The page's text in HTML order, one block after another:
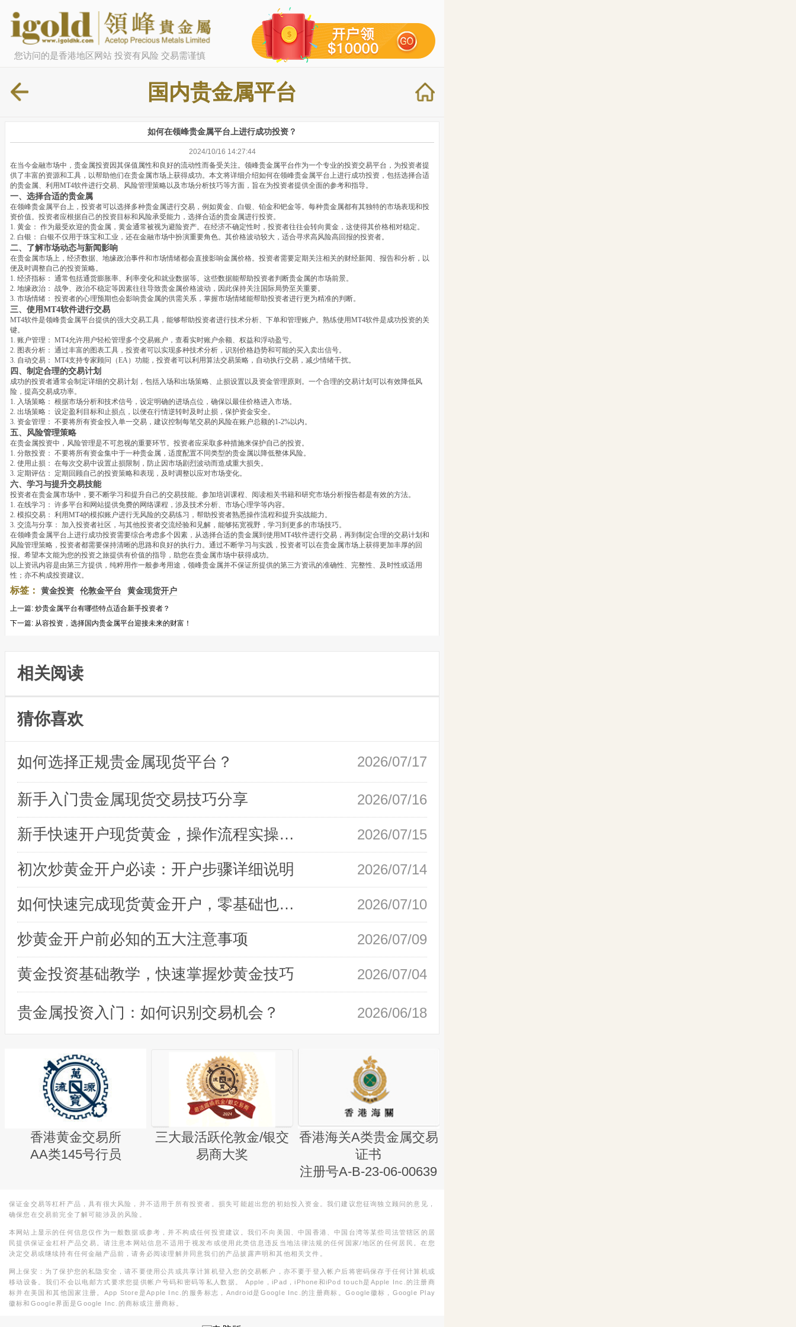
您访问的是香港地区网站 投资有风险 交易需谨慎
国内贵金属平台
如何在领峰贵金属平台上进行成功投资？
2024/10/16 14:27:44
在当今金融市场中，贵金属投资因其保值属性和良好的流动性而备受关注。领峰贵金属平台作为一个专业的投资交易平台，为投资者提
供了丰富的资源和工具，以帮助他们在贵金属市场上获得成功。本文将详细介绍如何在领峰贵金属平台上进行成功投资，包括选择合适
的贵金属、利用MT4软件进行交易、风险管理策略以及市场分析技巧等方面，旨在为投资者提供全面的参考和指导。
一、选择合适的贵金属
在领峰贵金属平台上，投资者可以选择多种贵金属进行交易，例如黄金、白银、铂金和钯金等。每种贵金属都有其独特的市场表现和投
资价值。投资者应根据自己的投资目标和风险承受能力，选择合适的贵金属进行投资。
1. 黄金： 作为最受欢迎的贵金属，黄金通常被视为避险资产。在经济不确定性时，投资者往往会转向黄金，这使得其价格相对稳定。
2. 白银： 白银不仅用于珠宝和工业，还在金融市场中扮演重要角色。其价格波动较大，适合寻求高风险高回报的投资者。
二、了解市场动态与新闻影响
在贵金属市场上，经济数据、地缘政治事件和市场情绪都会直接影响金属价格。投资者需要定期关注相关的财经新闻、报告和分析，以
便及时调整自己的投资策略。
1. 经济指标： 通常包括通货膨胀率、利率变化和就业数据等。这些数据能帮助投资者判断贵金属的市场前景。
2. 地缘政治： 战争、政治不稳定等因素往往导致贵金属价格波动，因此保持关注国际局势至关重要。
3. 市场情绪： 投资者的心理预期也会影响贵金属的供需关系，掌握市场情绪能帮助投资者进行更为精准的判断。
三、使用MT4软件进行交易
MT4软件是领峰贵金属平台提供的强大交易工具，能够帮助投资者进行技术分析、下单和管理账户。熟练使用MT4软件是成功投资的关
键。
1. 账户管理： MT4允许用户轻松管理多个交易账户，查看实时账户余额、权益和浮动盈亏。
2. 图表分析： 通过丰富的图表工具，投资者可以实现多种技术分析，识别价格趋势和可能的买入卖出信号。
3. 自动交易： MT4支持专家顾问（EA）功能，投资者可以利用算法交易策略，自动执行交易，减少情绪干扰。
四、制定合理的交易计划
成功的投资者通常会制定详细的交易计划，包括入场和出场策略、止损设置以及资金管理原则。一个合理的交易计划可以有效降低风
险，提高交易成功率。
1. 入场策略： 根据市场分析和技术信号，设定明确的进场点位，确保以最佳价格进入市场。
2. 出场策略： 设定盈利目标和止损点，以便在行情逆转时及时止损，保护资金安全。
3. 资金管理： 不要将所有资金投入单一交易，建议控制每笔交易的风险在账户总额的1-2%以内。
五、风险管理策略
在贵金属投资中，风险管理是不可忽视的重要环节。投资者应采取多种措施来保护自己的投资。
1. 分散投资： 不要将所有资金集中于一种贵金属，适度配置不同类型的贵金属以降低整体风险。
2. 使用止损： 在每次交易中设置止损限制，防止因市场剧烈波动而造成重大损失。
3. 定期评估： 定期回顾自己的投资策略和表现，及时调整以应对市场变化。
六、学习与提升交易技能
投资者在贵金属市场中，要不断学习和提升自己的交易技能。参加培训课程、阅读相关书籍和研究市场分析报告都是有效的方法。
1. 在线学习： 许多平台和网站提供免费的网络课程，涉及技术分析、市场心理学等内容。
2. 模拟交易： 利用MT4的模拟账户进行无风险的交易练习，帮助投资者熟悉操作流程和提升实战能力。
3. 交流与分享： 加入投资者社区，与其他投资者交流经验和见解，能够拓宽视野，学习到更多的市场技巧。
在领峰贵金属平台上进行成功投资需要综合考虑多个因素，从选择合适的贵金属到使用MT4软件进行交易，再到制定合理的交易计划和
风险管理策略，投资者都需要保持清晰的思路和良好的执行力。通过不断学习与实践，投资者可以在贵金属市场上获得更加丰厚的回
报。希望本文能为您的投资之旅提供有价值的指导，助您在贵金属市场中获得成功。
以上资讯内容是由第三方提供，纯粹用作一般参考用途，领峰贵金属并不保证所提供的第三方资讯的准确性、完整性、及时性或适用
性；亦不构成投资建议。
标签： 黄金投资 伦敦金平台 黄金现货开户
上一篇: 炒贵金属平台有哪些特点适合新手投资者？
下一篇: 从容投资，选择国内贵金属平台迎接未来的财富！
相关阅读
猜你喜欢
如何选择正规贵金属现货平台？ 2026/07/17
新手入门贵金属现货交易技巧分享 2026/07/16
新手快速开户现货黄金，操作流程实操详解 2026/07/15
初次炒黄金开户必读：开户步骤详细说明 2026/07/14
如何快速完成现货黄金开户，零基础也能轻松上手 2026/07/10
炒黄金开户前必知的五大注意事项 2026/07/09
黄金投资基础教学，快速掌握炒黄金技巧 2026/07/04
贵金属投资入门：如何识别交易机会？ 2026/06/18
香港黄金交易所
AA类145号行员
三大最活跃伦敦金/银交
易商大奖
香港海关A类贵金属交易
证书
注册号A-B-23-06-00639
保证金交易等杠杆产品，具有很大风险，并不适用于所有投资者。损失可能超出您的初始投入资金。我们建议您征询独立顾问的意见，
确保您在交易前完全了解可能涉及的风险。
本网站上显示的任何信息仅作为一般数据或参考，并不构成任何投资建议。我们不向美国、中国香港、中国台湾等某些司法管辖区的居
民提供保证金杠杆产品交易。请注意本网站信息不适用于视发布或使用此类信息违反当地法律法规的任何国家/地区的任何居民。在您
决定交易或继续持有任何金融产品前，请务必阅读理解并同意我们的产品披露声明和其他相关文件。
网上保安：为了保护您的私隐安全，请不要使用公共或共享计算机登入您的交易帐户，亦不要于登入帐户后将密码保存于任何计算机或
移动设备。我们不会以电邮方式要求您提供帐户号码和密码等私人数据。 Apple，iPad，iPhone和iPod touch是Apple Inc.的注册商
标并在美国和其他国家注册。App Store是Apple Inc.的服务标志，Android是Google Inc.的注册商标。Google徽标，Google Play
徽标和Google界面是Google Inc.的商标或注册商标。